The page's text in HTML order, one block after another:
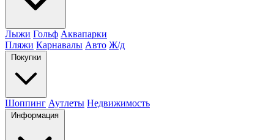
Лыжи Гольф Аквапарки
Пляжи Карнавалы Авто Ж/д
Покупки
Шоппинг Аутлеты Недвижимость
Информация